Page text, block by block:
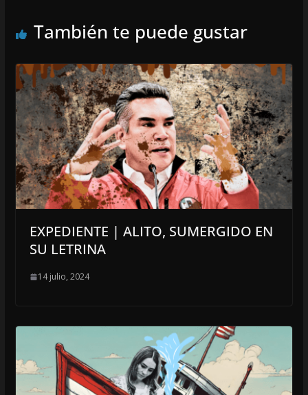
También te puede gustar
EXPEDIENTE | ALITO, SUMERGIDO EN
SU LETRINA
14 julio, 2024